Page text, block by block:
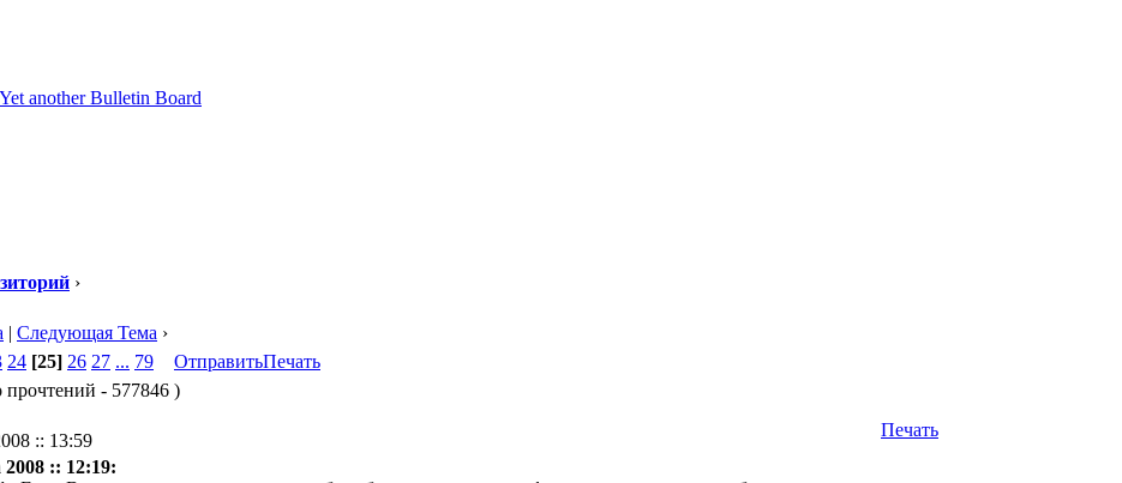
›
| Следующая Тема ›
24 [25] 26 27 ... 79 ОтправитьПечать
прочтений - 577846 )
:: 13:59
Печать
2008 :: 12:19: